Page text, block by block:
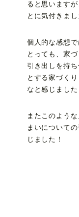
ると思います
とに気付きまし
個人的な感想
とっても、家
引き出しを持
とする家づく
なと感じました
またこのよう
まいについて
じました！